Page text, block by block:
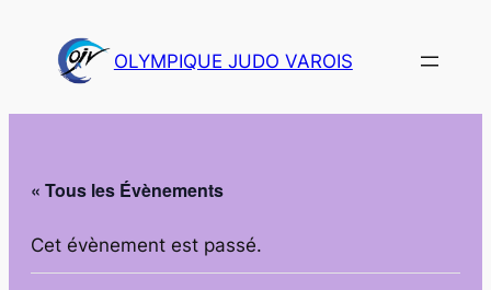
OLYMPIQUE JUDO VAROIS
« Tous les Évènements
Cet évènement est passé.